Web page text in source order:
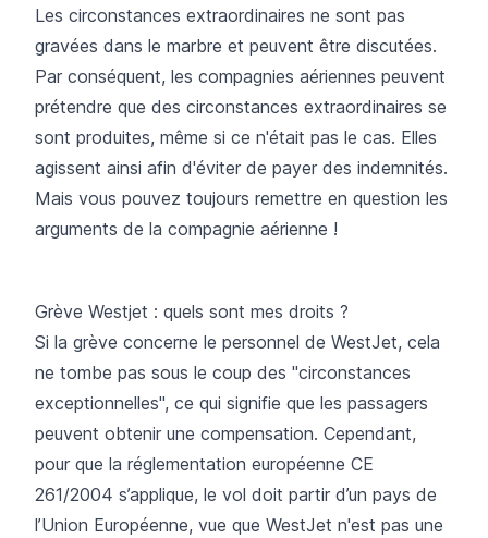
Les circonstances extraordinaires ne sont pas
gravées dans le marbre et peuvent être discutées.
Par conséquent, les compagnies aériennes peuvent
prétendre que des circonstances extraordinaires se
sont produites, même si ce n'était pas le cas. Elles
agissent ainsi afin d'éviter de payer des indemnités.
Mais vous pouvez toujours remettre en question les
arguments de la compagnie aérienne !
Grève Westjet : quels sont mes droits ?
Si la grève concerne le personnel de WestJet, cela
ne tombe pas sous le coup des "circonstances
exceptionnelles", ce qui signifie que les passagers
peuvent obtenir une compensation. Cependant,
pour que la réglementation européenne CE
261/2004 s’applique, le vol doit partir d’un pays de
l’Union Européenne, vue que WestJet n'est pas une